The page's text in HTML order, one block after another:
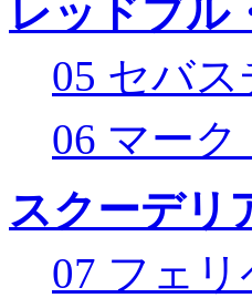
レッドブル
05 セバ
06 マー
スクーデリ
07 フェ